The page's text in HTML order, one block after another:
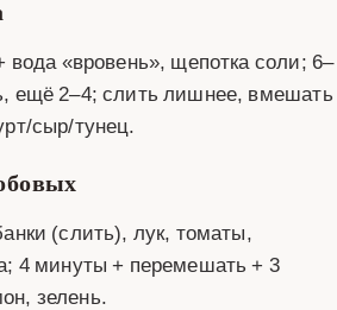
вода «вровень», щепотка соли; 6–
ещё 2–4; слить лишнее, вмешать
сыр/тунец.
(слить), лук, томаты,
4 минуты + перемешать + 3
зелень.